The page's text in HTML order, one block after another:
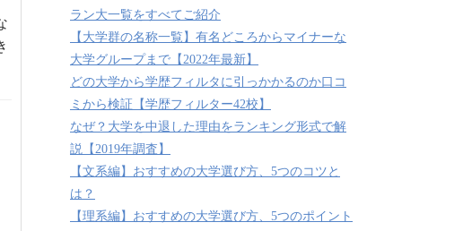
ラン大一覧をすべてご紹介
【大学群の名称一覧】有名どころからマイナーな
大学グループまで【2022年最新】
どの大学から学歴フィルタに引っかかるのか口コ
ミから検証【学歴フィルター42校】
なぜ？大学を中退した理由をランキング形式で解
説【2019年調査】
【文系編】おすすめの大学選び方、5つのコツと
は？
【理系編】おすすめの大学選び方、5つのポイント